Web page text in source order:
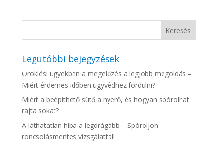
Legutóbbi bejegyzések
Öröklési ügyekben a megelőzés a legjobb megoldás –
Miért érdemes időben ügyvédhez fordulni?
Miért a beépíthető sütő a nyerő, és hogyan spórolhat
rajta sokat?
A láthatatlan hiba a legdrágább – Spóroljon
roncsolásmentes vizsgálattal!